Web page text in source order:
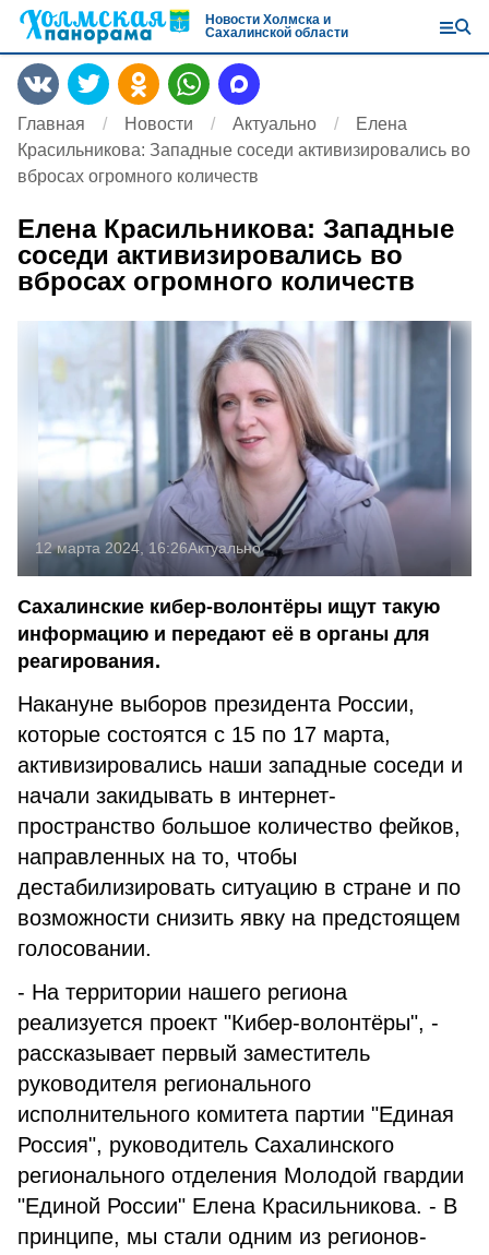
Новости Холмска и
Сахалинской области
Главная Новости Актуально
Елена
Красильникова: Западные соседи активизировались во
вбросах огромного количеств
Елена Красильникова: Западные
соседи активизировались во
вбросах огромного количеств
12 марта 2024, 16:26Актуально
Сахалинские кибер-волонтёры ищут такую
информацию и передают её в органы для
реагирования.
Накануне выборов президента России,
которые состоятся с 15 по 17 марта,
активизировались наши западные соседи и
начали закидывать в интернет-
пространство большое количество фейков,
направленных на то, чтобы
дестабилизировать ситуацию в стране и по
возможности снизить явку на предстоящем
голосовании.
- На территории нашего региона
реализуется проект "Кибер-волонтёры", -
рассказывает первый заместитель
руководителя регионального
исполнительного комитета партии "Единая
Россия", руководитель Сахалинского
регионального отделения Молодой гвардии
"Единой России" Елена Красильникова. - В
принципе, мы стали одним из регионов-